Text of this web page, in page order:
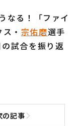
なる！「ファイ
・ 宗佑磨選手
試合を振り返
の記事
次の記事へ